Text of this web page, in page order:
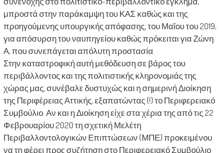
μπροστά στην παράκαμψη του ΚΑΣ καθώς και της
προηγούμενης υπουργικής απόφασης, του Μαΐου του 2019,
για απόσυρση του ναυπηγείου καθώς πρόκειται για Ζώνη
Α, που συνεπάγεται απόλυτη προστασία.
Στην καταστροφική αυτή μεθόδευση σε βάρος του
περιβάλλοντος και της πολιτιστικής κληρονομιάς της
χώρας μας, συνέβαλε δυστυχώς και η σημερινή Διοίκηση
της Περιφέρειας Αττικής, εξαπατώντας (!) το Περιφερειακό
Συμβούλιο. Αν και η Διοίκηση είχε στα χέρια της από τις 22
Φεβρουαρίου 2020 τη σχετική Μελέτη
Περιβαλλοντολογικών Επιπτώσεων (ΜΠΕ) προκειμένου
να τη φέρει προς συζήτηση στο Περιφερειακό Συμβούλιο